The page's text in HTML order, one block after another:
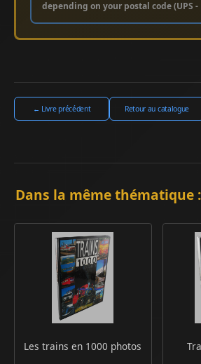
depending on your postal code (UPS
← Livre précédent Retour au catalogue
Dans la même thématique
Les trains en 1000 photos